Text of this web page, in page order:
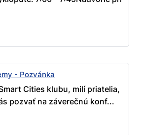
- Pozvánka
Cities klubu, milí priatelia,
pozvať na záverečnú konf...